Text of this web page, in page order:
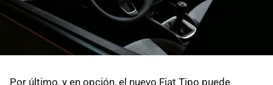
Por último, y en opción, el nuevo Fiat Tipo puede